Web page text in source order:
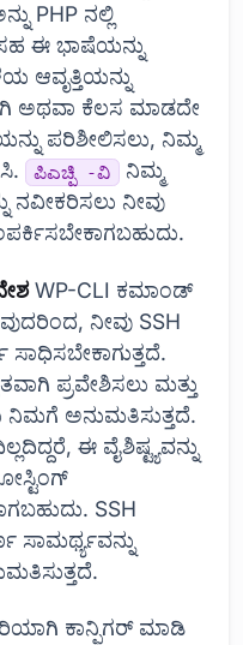
PHP ನಲ್ಲಿ
ಈ ಭಾಷೆಯನ್ನು
ಆವೃತ್ತಿಯನ್ನು
ಅಥವಾ ಕೆಲಸ ಮಾಡದೇ
ಪರಿಶೀಲಿಸಲು, ನಿಮ್ಮ
ಪಿಎಚ್ಪಿ -ವಿ ನಿಮ್ಮ
ನವೀಕರಿಸಲು ನೀವು
WP-CLI ಕಮಾಂಡ್
ನೀವು SSH
ಪ್ರವೇಶಿಸಲು ಮತ್ತು
ನಿಮಗೆ ಅನುಮತಿಸುತ್ತದೆ.
ಈ ವೈಶಿಷ್ಟ್ಯವನ್ನು
SSH
ಸಾಮರ್ಥ್ಯವನ್ನು
ಕಾನ್ಫಿಗರ್ ಮಾಡಿ